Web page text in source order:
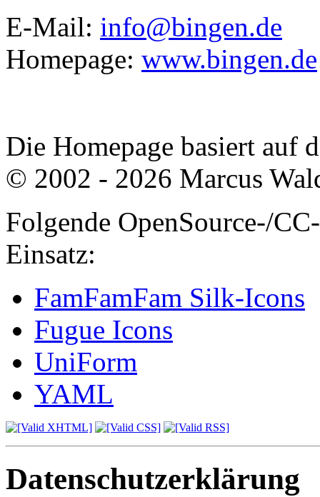
E-Mail: info@bingen.de
Homepage: www.bingen.de
Die Homepage basiert auf
© 2002 - 2026 Marcus
Folgende OpenSource-/
Einsatz:
FamFamFam Silk-Icons
Fugue Icons
UniForm
YAML
Datenschutzerklärung